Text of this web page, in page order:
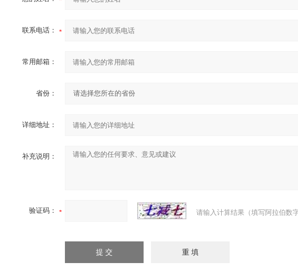
联系电话：
常用邮箱：
省份：
详细地址：
补充说明：
验证码： 请输入计算结果（填写阿拉伯数